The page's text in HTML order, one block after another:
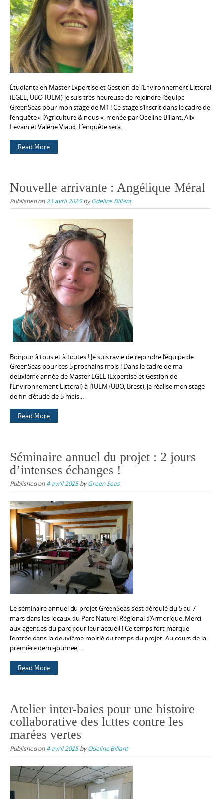
Étudiante en Master Expertise et Gestion de l’Environnement Littoral
(EGEL, UBO-IUEM) je suis très heureuse de rejoindre l’équipe
GreenSeas pour mon stage de M1 ! Ce stage s’inscrit dans le cadre de
l’enquête « l’Agriculture & nous », menée par Odeline Billant, Alix
Levain et Valérie Viaud. L’enquête sera...
Read More
Nouvelle arrivante : Angélique Méral
Published on23 avril 2025byOdeline Billant
Bonjour à tous et à toutes ! Je suis ravie de rejoindre l’équipe de
GreenSeas pour ces 5 prochains mois ! Dans le cadre de ma
deuxième année de Master EGEL (Expertise et Gestion de
l’Environnement Littoral) à l’IUEM (UBO, Brest), je réalise mon stage
de fin d’étude de 5 mois...
Read More
Séminaire annuel du projet : 2 jours
d’intenses échanges !
Published on4 avril 2025byGreen Seas
Le séminaire annuel du projet GreenSeas s’est déroulé du 5 au 7
mars dans les locaux du Parc Naturel Régional d’Armorique. Merci
aux agent.es du parc pour leur accueil ! Ce temps fort marque
l’entrée dans la deuxième moitié du temps du projet. Au cours de la
première demi-journée,...
Read More
Atelier inter-baies pour une histoire
collaborative des luttes contre les
marées vertes
Published on4 avril 2025byOdeline Billant